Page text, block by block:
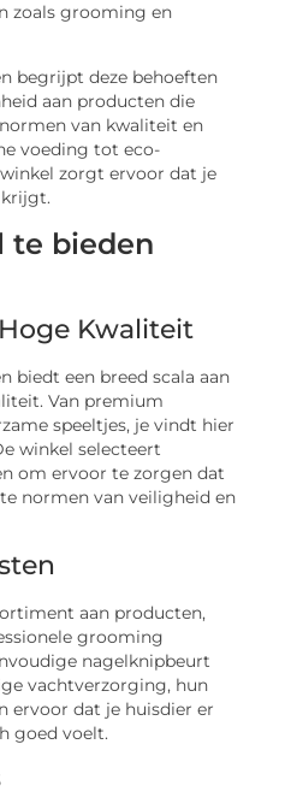
zoals grooming en
begrijpt deze behoeften
aan producten die
van kwaliteit en
voeding tot eco-
zorgt ervoor dat je
krijgt.
te bieden
Kwaliteit
biedt een breed scala aan
Van premium
speeltjes, je vindt hier
winkel selecteert
om ervoor te zorgen dat
normen van veiligheid en
aan producten,
grooming
nagelknipbeurt
vachtverzorging, hun
ervoor dat je huisdier er
goed voelt.